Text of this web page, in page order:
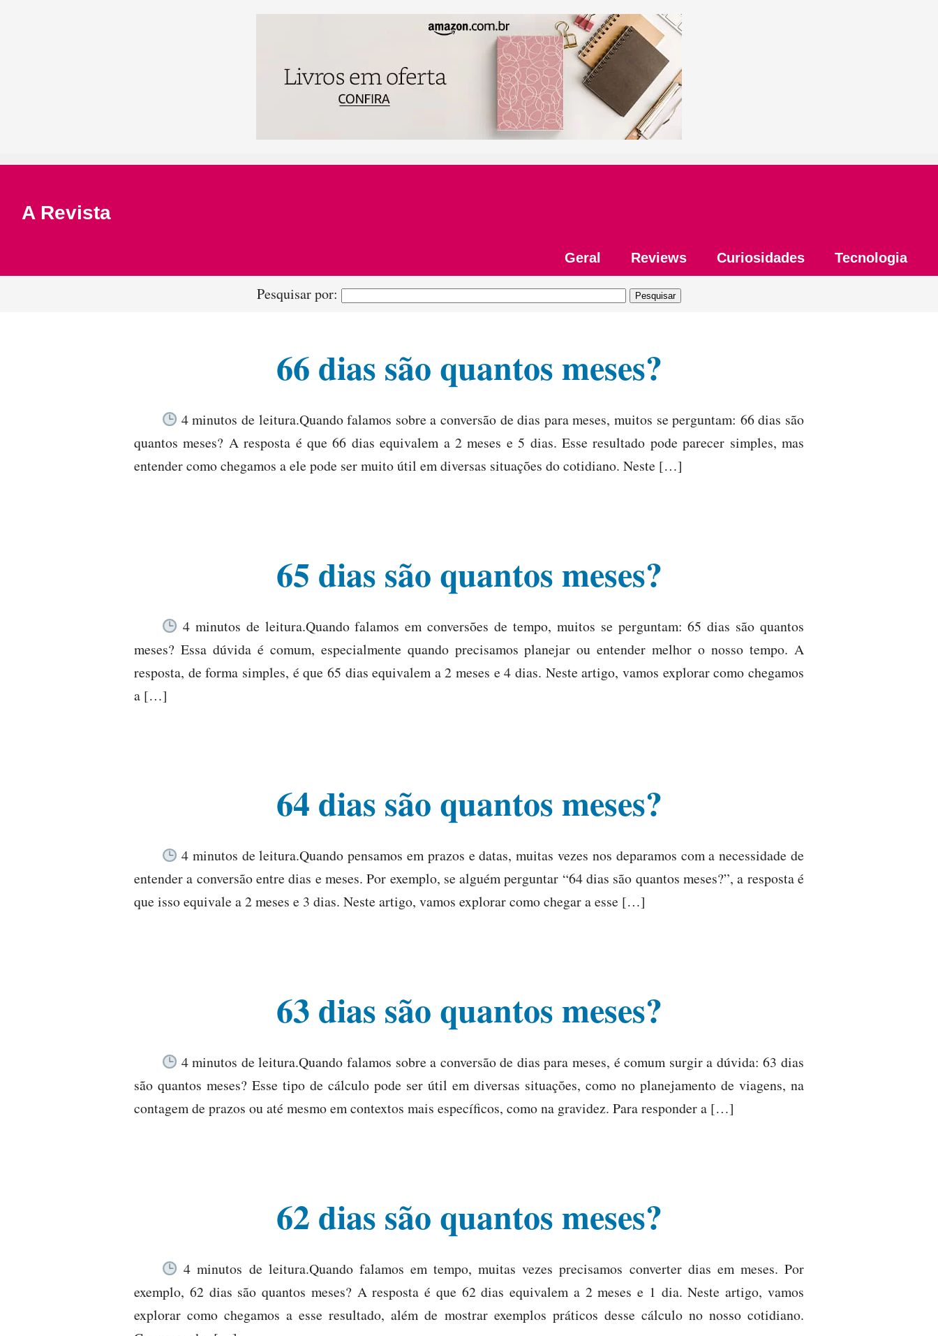
A Revista
Geral Reviews Curiosidades Tecnologia
Pesquisar por:
66 dias são quantos meses?
4 minutos de leitura.Quando falamos sobre a conversão de dias para meses, muitos se perguntam: 66 dias são
quantos meses? A resposta é que 66 dias equivalem a 2 meses e 5 dias. Esse resultado pode parecer simples, mas
entender como chegamos a ele pode ser muito útil em diversas situações do cotidiano. Neste […]
65 dias são quantos meses?
4 minutos de leitura.Quando falamos em conversões de tempo, muitos se perguntam: 65 dias são quantos
meses? Essa dúvida é comum, especialmente quando precisamos planejar ou entender melhor o nosso tempo. A
resposta, de forma simples, é que 65 dias equivalem a 2 meses e 4 dias. Neste artigo, vamos explorar como chegamos
a […]
64 dias são quantos meses?
4 minutos de leitura.Quando pensamos em prazos e datas, muitas vezes nos deparamos com a necessidade de
entender a conversão entre dias e meses. Por exemplo, se alguém perguntar “64 dias são quantos meses?”, a resposta é
que isso equivale a 2 meses e 3 dias. Neste artigo, vamos explorar como chegar a esse […]
63 dias são quantos meses?
4 minutos de leitura.Quando falamos sobre a conversão de dias para meses, é comum surgir a dúvida: 63 dias
são quantos meses? Esse tipo de cálculo pode ser útil em diversas situações, como no planejamento de viagens, na
contagem de prazos ou até mesmo em contextos mais específicos, como na gravidez. Para responder a […]
62 dias são quantos meses?
4 minutos de leitura.Quando falamos em tempo, muitas vezes precisamos converter dias em meses. Por
exemplo, 62 dias são quantos meses? A resposta é que 62 dias equivalem a 2 meses e 1 dia. Neste artigo, vamos
explorar como chegamos a esse resultado, além de mostrar exemplos práticos desse cálculo no nosso cotidiano.